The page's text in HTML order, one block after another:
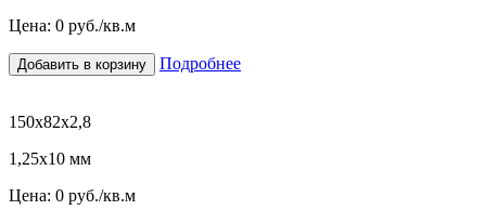
Цена: 0 руб./кв.м
Добавить в корзину Подробнее
150х82х2,8
1,25х10 мм
Цена: 0 руб./кв.м